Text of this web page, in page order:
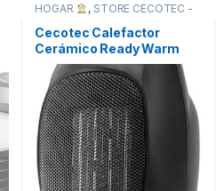
HOGAR , STORE CECOTEC -
TODOS
Cecotec Calefactor
Cerámico Ready Warm
6000